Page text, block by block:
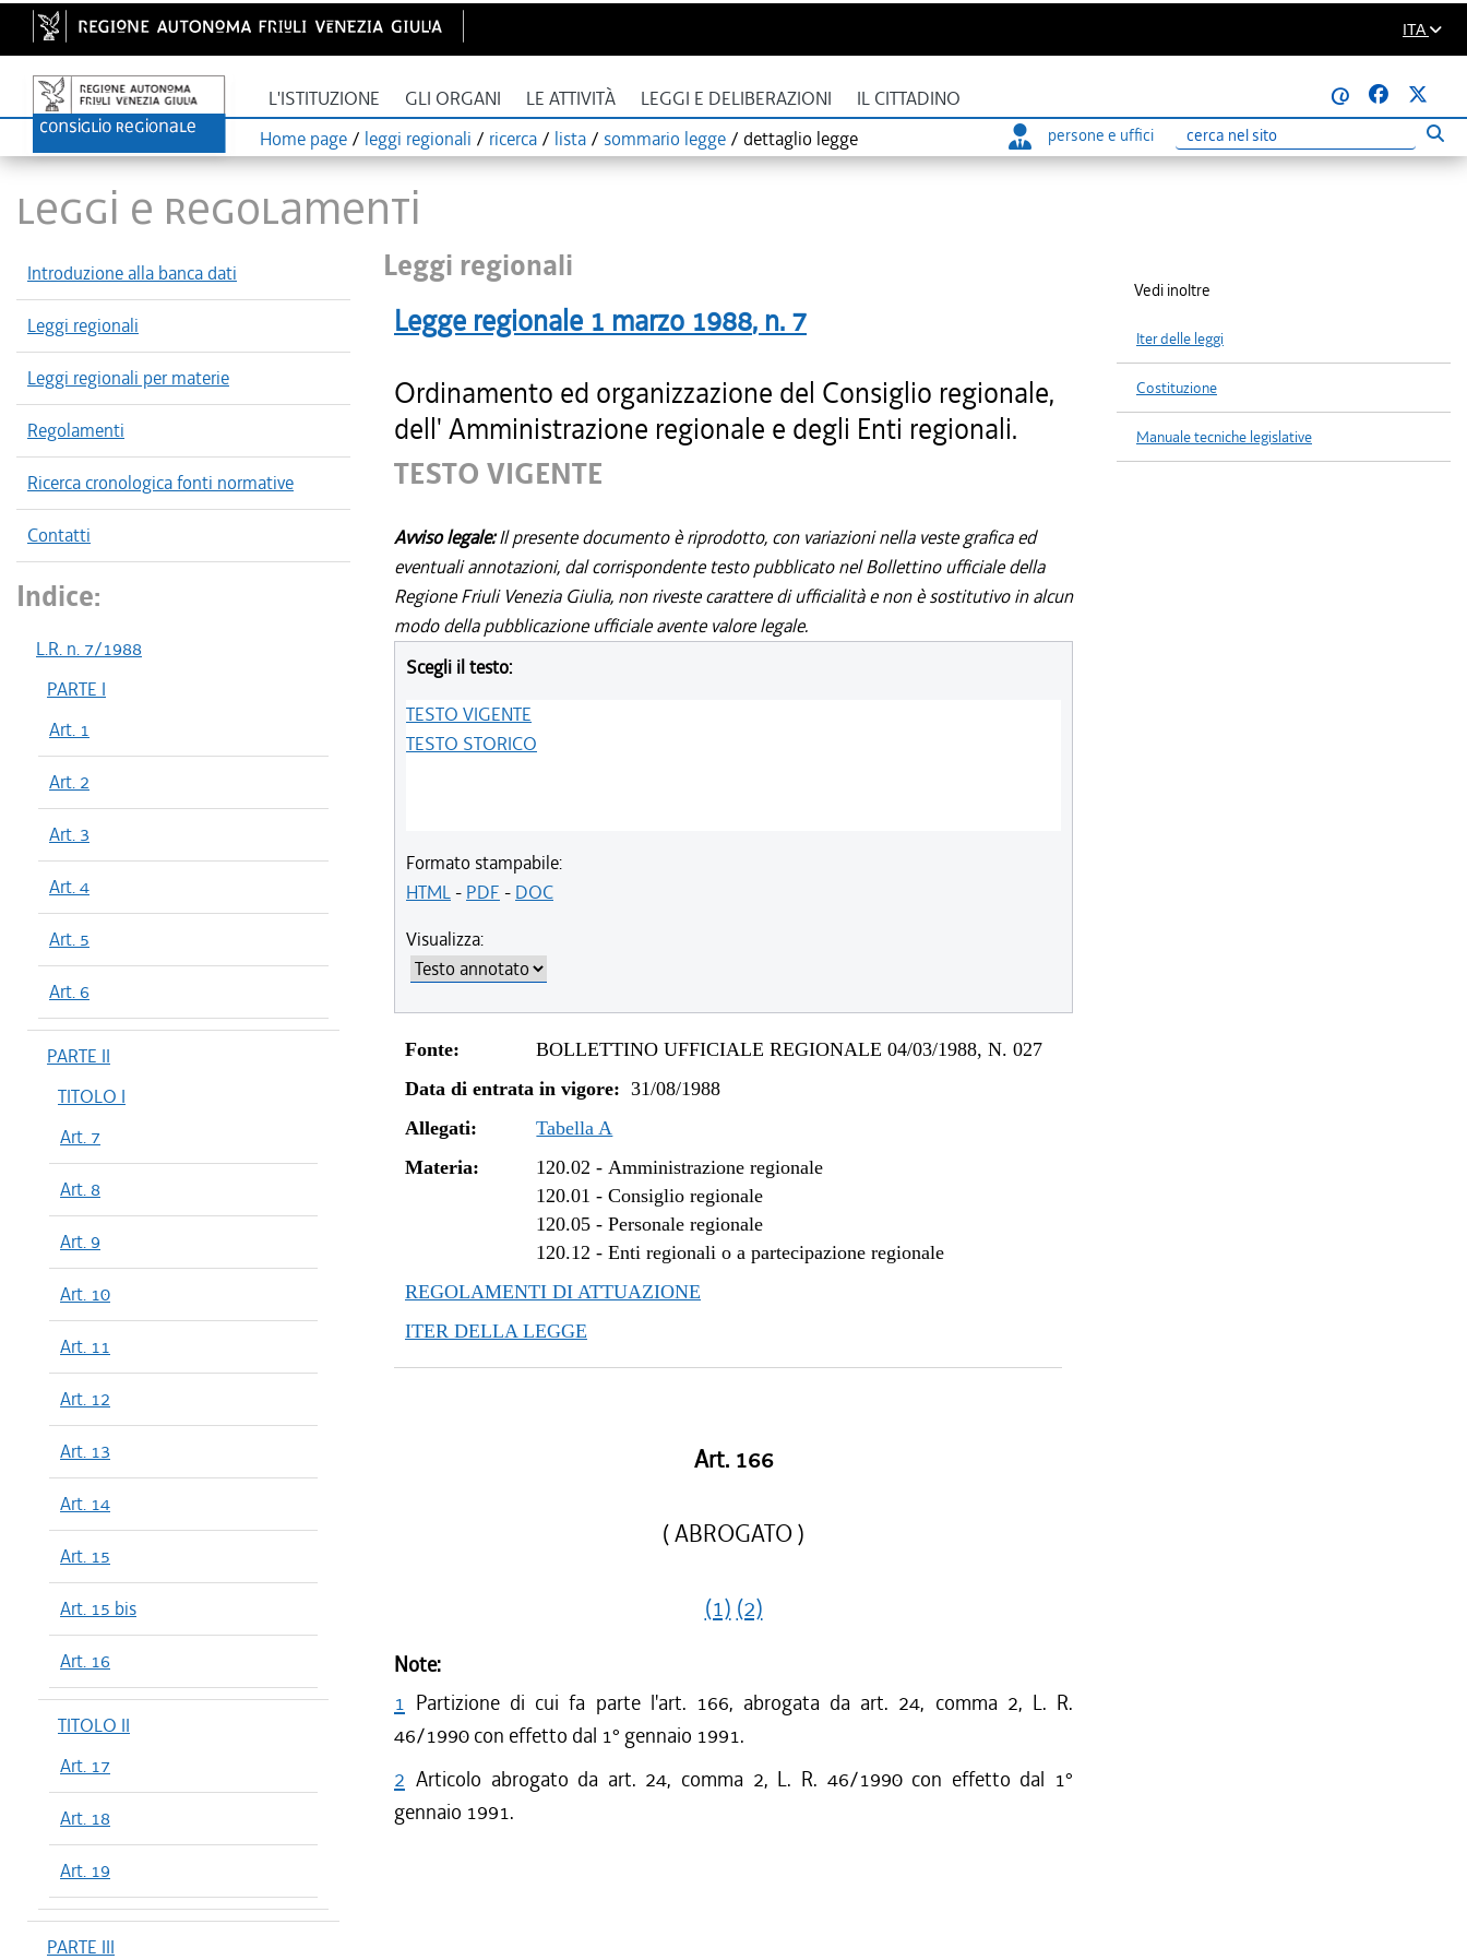
ITA
L'ISTITUZIONE GLI ORGANI LE ATTIVITÀ LEGGI E DELIBERAZIONI IL CITTADINO
@
Home page / leggi regionali / ricerca / lista / sommario legge / dettaglio legge persone e uffici
Ricerca
LEGGI E REGOLAMENTI
Introduzione alla banca dati
Leggi regionali
Leggi regionali per materie
Regolamenti
Ricerca cronologica fonti normative
Contatti
Indice:
L.R. n. 7/1988
PARTE I
Art. 1
Art. 2
Art. 3
Art. 4
Art. 5
Art. 6
PARTE II
TITOLO I
Art. 7
Art. 8
Art. 9
Art. 10
Art. 11
Art. 12
Art. 13
Art. 14
Art. 15
Art. 15 bis
Art. 16
TITOLO II
Art. 17
Art. 18
Art. 19
PARTE III
Leggi regionali
Legge regionale 1 marzo 1988, n. 7
Ordinamento ed organizzazione del Consiglio regionale,
dell' Amministrazione regionale e degli Enti regionali.
TESTO VIGENTE
Avviso legale:Il presente documento è riprodotto, con variazioni nella veste grafica ed
eventuali annotazioni, dal corrispondente testo pubblicato nel Bollettino ufficiale della
Regione Friuli Venezia Giulia, non riveste carattere di ufficialità e non è sostitutivo in alcun
modo della pubblicazione ufficiale avente valore legale.
Scegli il testo:
TESTO VIGENTE
TESTO STORICO
Formato stampabile:
HTML- PDF - DOC
Visualizza:
Fonte:
BOLLETTINO UFFICIALE REGIONALE 04/03/1988, N. 027
Data di entrata in vigore: 31/08/1988
Allegati:
Tabella A
Materia:
120.02 -Amministrazione regionale
120.01 -Consiglio regionale
120.05 -Personale regionale
120.12 -Enti regionali o a partecipazione regionale
REGOLAMENTI DI ATTUAZIONE
ITER DELLA LEGGE
Art. 166
( ABROGATO )
(1) (2)
Note:
1 Partizione di cui fa parte l'art. 166, abrogata da art. 24, comma 2, L. R.
46/1990 con effetto dal 1° gennaio 1991.
2 Articolo abrogato da art. 24, comma 2, L. R. 46/1990 con effetto dal 1°
gennaio 1991.
Vedi inoltre
Iter delle leggi
Costituzione
Manuale tecniche legislative